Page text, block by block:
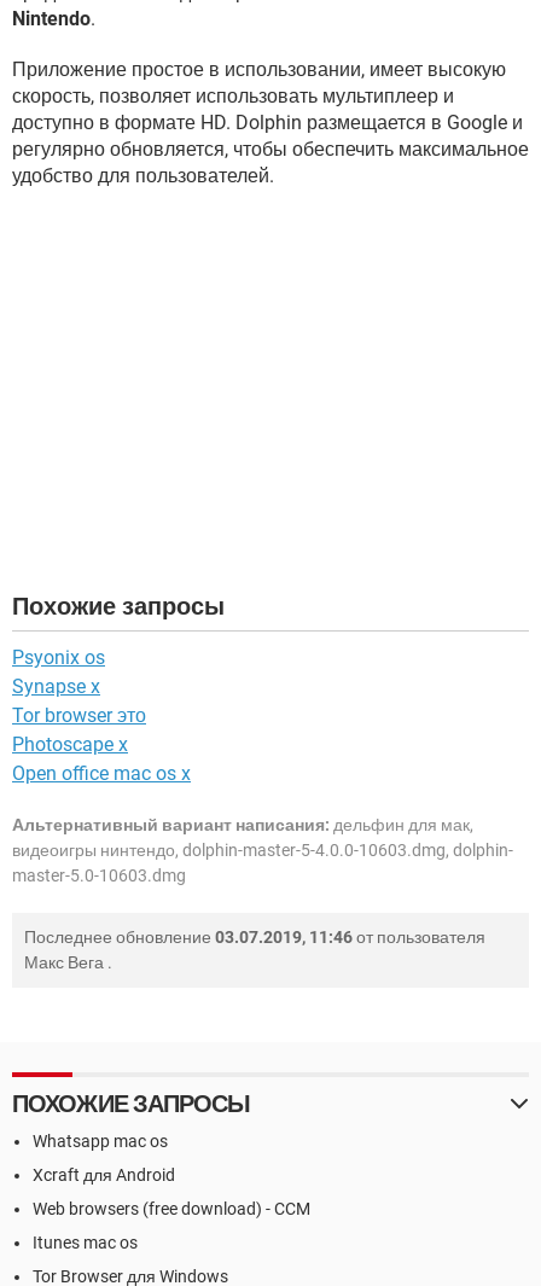
ВИДЕО
Nintendo.
Приложение простое в использовании, имеет высокую
скорость, позволяет использовать мультиплеер и
доступно в формате HD. Dolphin размещается в Google и
регулярно обновляется, чтобы обеспечить максимальное
удобство для пользователей.
Похожие запросы
Psyonix os
Synapse x
Tor browser это
Photoscape x
Open office mac os x
Альтернативный вариант написания: дельфин для мак,
видеоигры нинтендо, dolphin-master-5-4.0.0-10603.dmg, dolphin-
master-5.0-10603.dmg
Последнее обновление 03.07.2019, 11:46от пользователя
Макс Вега .
ПОХОЖИЕ ЗАПРОСЫ
Whatsapp mac os
Xcraft для Android
Web browsers (free download) - CCM
Itunes mac os
Tor Browser для Windows